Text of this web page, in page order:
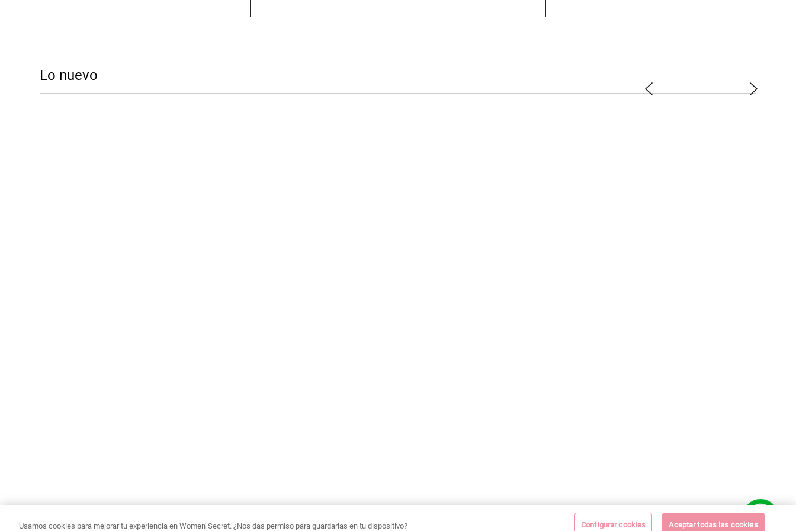
Lo nuevo
Usamos cookies para mejorar tu experiencia en Women' Secret. ¿Nos das permiso para guardarlas en tu dispositivo? Configurar cookies Aceptar todas las cookies